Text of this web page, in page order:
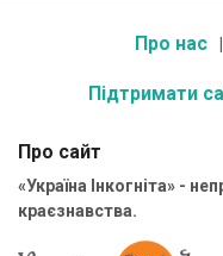
Про нас
Підтримати
Про сайт
«Україна Інкогніта» -
краєзнавства.